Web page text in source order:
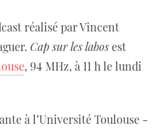
réalisé par Vincent
Cap sur les labosest
, 94 MHz, à 11 h le lundi
à l’Université Toulouse -